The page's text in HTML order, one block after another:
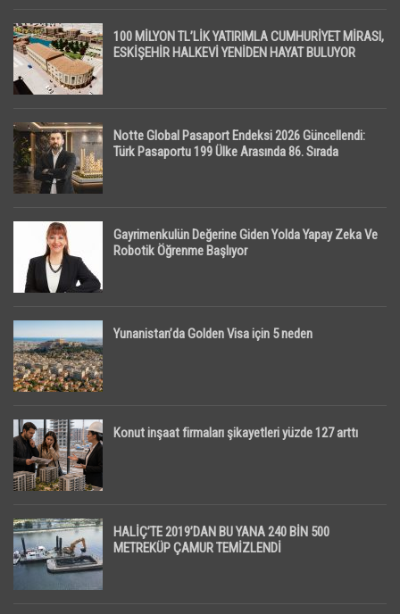
100 MİLYON TL’LİK YATIRIMLA CUMHURİYET MİRASI,
ESKİŞEHİR HALKEVİ YENİDEN HAYAT BULUYOR
Notte Global Pasaport Endeksi 2026 Güncellendi:
Türk Pasaportu 199 Ülke Arasında 86. Sırada
Gayrimenkulün Değerine Giden Yolda Yapay Zeka Ve
Robotik Öğrenme Başlıyor
Yunanistan’da Golden Visa için 5 neden
Konut inşaat firmaları şikayetleri yüzde 127 arttı
HALİÇ’TE 2019’DAN BU YANA 240 BİN 500
METREKÜP ÇAMUR TEMİZLENDİ